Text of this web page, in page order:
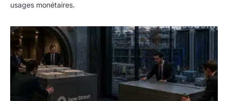
usages monétaires.
Jane Street négocie le transfert de 11 milliards de